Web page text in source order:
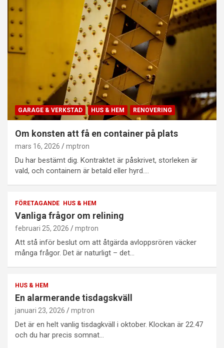
GARAGE & VERKSTAD HUS & HEM RENOVERING
Om konsten att få en container på plats
mars 16, 2026 mptron
Du har bestämt dig. Kontraktet är påskrivet, storleken är
vald, och containern är betald eller hyrd.…
FÖRETAGANDE HUS & HEM
Vanliga frågor om relining
februari 25, 2026 mptron
Att stå inför beslut om att åtgärda avloppsrören väcker
många frågor. Det är naturligt – det…
HUS & HEM
En alarmerande tisdagskväll
januari 23, 2026 mptron
Det är en helt vanlig tisdagkväll i oktober. Klockan är 22.47
och du har precis somnat…